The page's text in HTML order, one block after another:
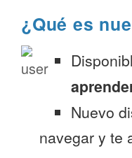
¿Qué es
Nuevo
navegar y te